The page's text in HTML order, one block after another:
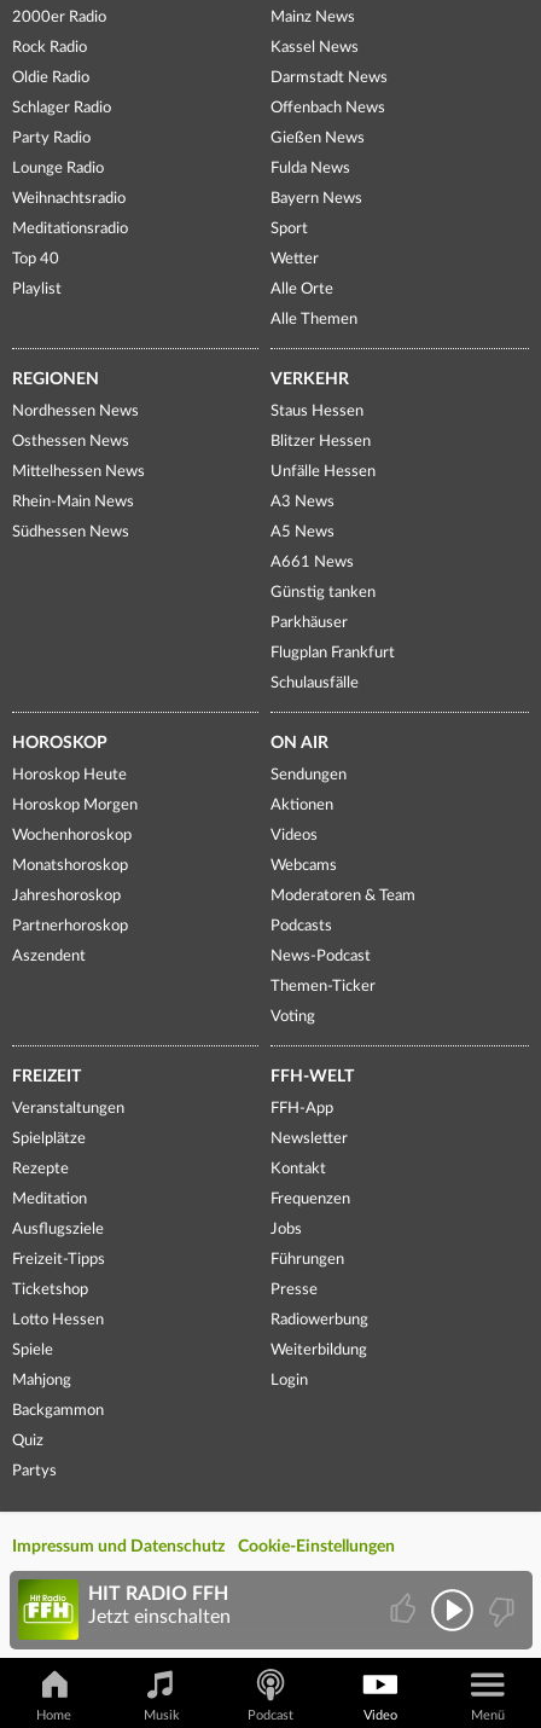
2000er Radio
Rock Radio
Oldie Radio
Schlager Radio
Party Radio
Lounge Radio
Weihnachtsradio
Meditationsradio
Top 40
Playlist
Mainz News
Kassel News
Darmstadt News
Offenbach News
Gießen News
Fulda News
Bayern News
Sport
Wetter
Alle Orte
Alle Themen
REGIONEN
Nordhessen News
Osthessen News
Mittelhessen News
Rhein-Main News
Südhessen News
VERKEHR
Staus Hessen
Blitzer Hessen
Unfälle Hessen
A3 News
A5 News
A661 News
Günstig tanken
Parkhäuser
Flugplan Frankfurt
Schulausfälle
HOROSKOP
Horoskop Heute
Horoskop Morgen
Wochenhoroskop
Monatshoroskop
Jahreshoroskop
Partnerhoroskop
Aszendent
ON AIR
Sendungen
Aktionen
Videos
Webcams
Moderatoren & Team
Podcasts
News-Podcast
Themen-Ticker
Voting
FREIZEIT
Veranstaltungen
Spielplätze
Rezepte
Meditation
Ausflugsziele
Freizeit-Tipps
Ticketshop
Lotto Hessen
Spiele
Mahjong
Backgammon
Quiz
Partys
FFH-WELT
FFH-App
Newsletter
Kontakt
Frequenzen
Jobs
Führungen
Presse
Radiowerbung
Weiterbildung
Login
Impressum und Datenschutz Cookie-Einstellungen
Home Musik Podcast Video Menü
HIT RADIO FFH
Jetzt einschalten